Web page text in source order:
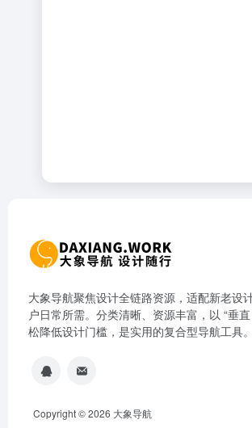
大象导航聚焦设计全链路资源，适配新老设
户日常所需。分类清晰、资源丰富，以 “垂
松降低设计门槛，是实用的复合型导航工具。
Copyright © 2026 大象导航